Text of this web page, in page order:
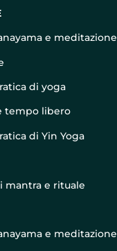
e meditazione
di yoga
tempo libero
di Yin Yoga
mantra e rituale
e meditazione